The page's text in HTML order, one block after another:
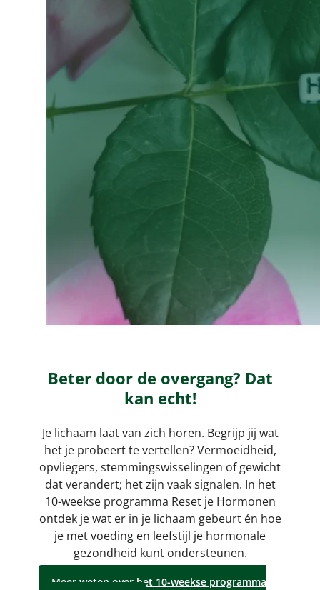
Beter door de overgang? Dat
kan echt!
Je lichaam laat van zich horen. Begrijp jij wat
het je probeert te vertellen? Vermoeidheid,
opvliegers, stemmingswisselingen of gewicht
dat verandert; het zijn vaak signalen. In het
10-weekse programma Reset je Hormonen
ontdek je wat er in je lichaam gebeurt én hoe
je met voeding en leefstijl je hormonale
gezondheid kunt ondersteunen.
Meer weten over het 10-weekse programma